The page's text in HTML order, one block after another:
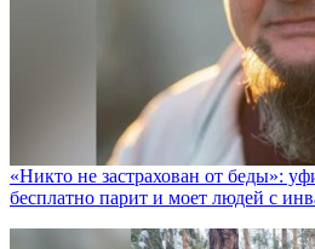
«Никто не заcтрахован от беды»:
бесплатно парит и моет людей с